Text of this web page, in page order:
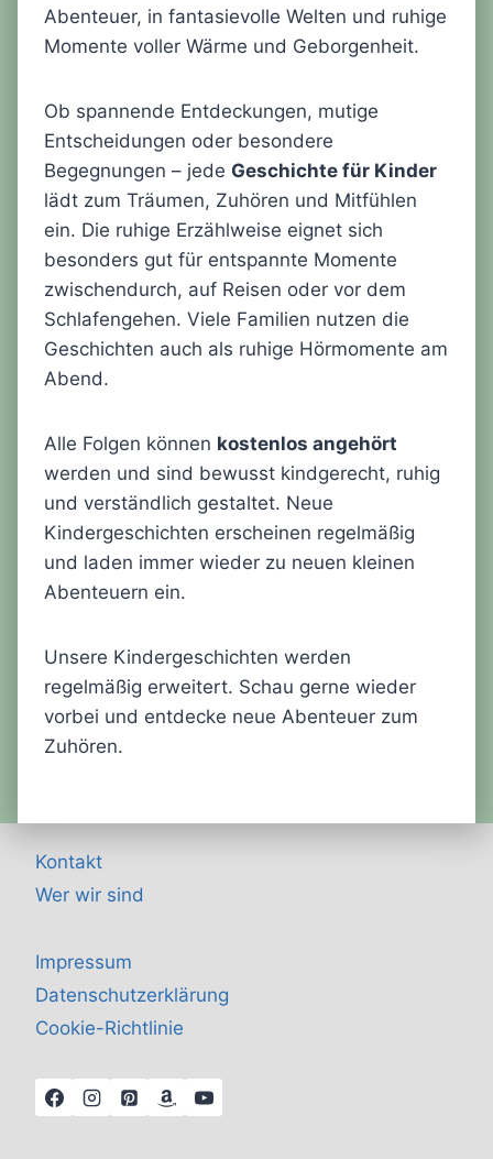
Abenteuer, in fantasievolle Welten und ruhige
Momente voller Wärme und Geborgenheit.
Ob spannende Entdeckungen, mutige
Entscheidungen oder besondere
Begegnungen – jede Geschichte für Kinder
lädt zum Träumen, Zuhören und Mitfühlen
ein. Die ruhige Erzählweise eignet sich
besonders gut für entspannte Momente
zwischendurch, auf Reisen oder vor dem
Schlafengehen. Viele Familien nutzen die
Geschichten auch als ruhige Hörmomente am
Abend.
Alle Folgen können kostenlos angehört
werden und sind bewusst kindgerecht, ruhig
und verständlich gestaltet. Neue
Kindergeschichten erscheinen regelmäßig
und laden immer wieder zu neuen kleinen
Abenteuern ein.
Unsere Kindergeschichten werden
regelmäßig erweitert. Schau gerne wieder
vorbei und entdecke neue Abenteuer zum
Zuhören.
Kontakt
Wer wir sind
Impressum
Datenschutzerklärung
Cookie-Richtlinie